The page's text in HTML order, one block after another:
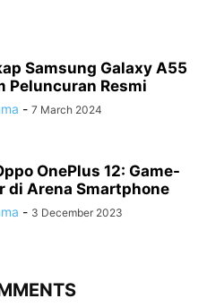
Samsung Galaxy A55
Peluncuran Resmi
- 7 March 2024
OnePlus 12: Game-
di Arena Smartphone
- 3 December 2023